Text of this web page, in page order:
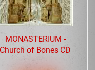
MONASTERIUM -
Church of Bones CD